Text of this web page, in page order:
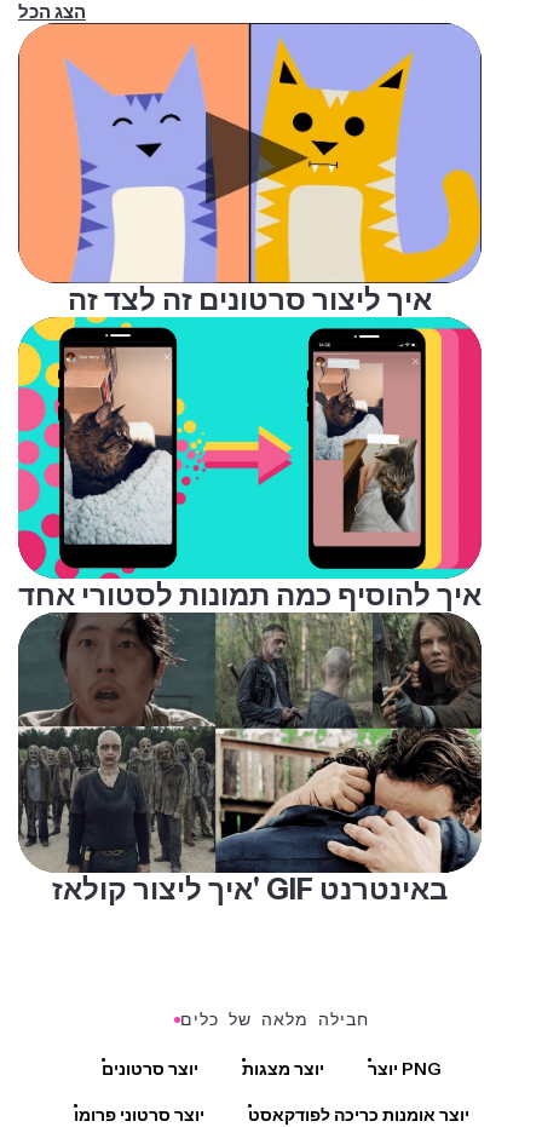
הצג הכל
איך ליצור סרטונים זה לצד זה
איך להוסיף כמה תמונות לסטורי אחד
איך ליצור קולאז' GIF באינטרנט
חבילה מלאה של כלים
יוצר סרטונים יוצר מצגות יוצר PNG
יוצר סרטוני פרומו יוצר אומנות כריכה לפודקאסט